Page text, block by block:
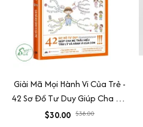
Giải Mã Mọi Hành Vi Của Trẻ -
42 Sơ Đồ Tư Duy Giúp Cha Mẹ
Thấu Hiểu Tâm Lý Và Hành Vi
$30.00 $38.00